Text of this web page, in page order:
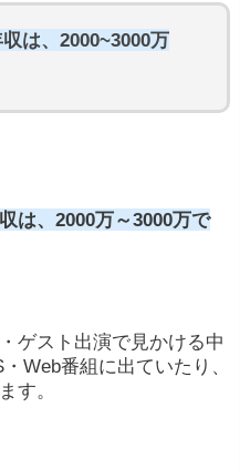
は、2000~3000万
は、2000万～3000万で
ゲスト出演で見かける中
Web番組に出ていたり、
す。